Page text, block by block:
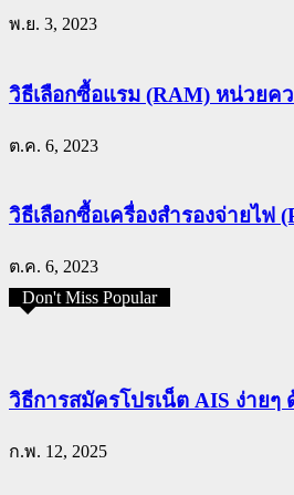
พ.ย. 3, 2023
วิธีเลือกซื้อแรม (RAM) หน่วยค
ต.ค. 6, 2023
วิธีเลือกซื้อเครื่องสำรองจ่ายไฟ
ต.ค. 6, 2023
Don't Miss Popular
วิธีการสมัครโปรเน็ต AIS ง่ายๆ
ก.พ. 12, 2025